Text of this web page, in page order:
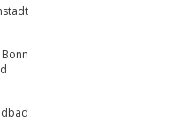
Bonn